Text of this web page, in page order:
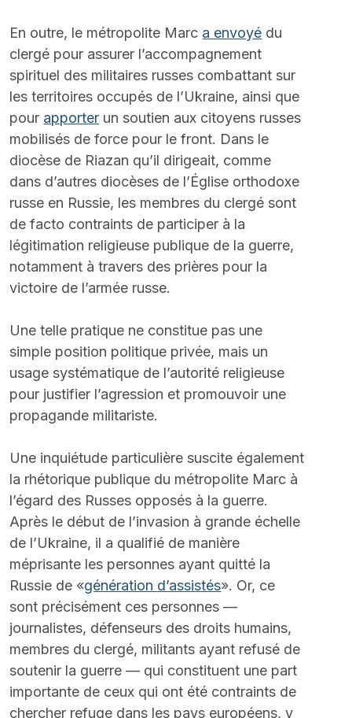
En outre, le métropolite Marc a envoyé du
clergé pour assurer l’accompagnement
spirituel des militaires russes combattant sur
les territoires occupés de l’Ukraine, ainsi que
pour apporter un soutien aux citoyens russes
mobilisés de force pour le front. Dans le
diocèse de Riazan qu’il dirigeait, comme
dans d’autres diocèses de l’Église orthodoxe
russe en Russie, les membres du clergé sont
de facto contraints de participer à la
légitimation religieuse publique de la guerre,
notamment à travers des prières pour la
victoire de l’armée russe.
Une telle pratique ne constitue pas une
simple position politique privée, mais un
usage systématique de l’autorité religieuse
pour justifier l’agression et promouvoir une
propagande militariste.
Une inquiétude particulière suscite également
la rhétorique publique du métropolite Marc à
l’égard des Russes opposés à la guerre.
Après le début de l’invasion à grande échelle
de l’Ukraine, il a qualifié de manière
méprisante les personnes ayant quitté la
Russie de «génération d’assistés». Or, ce
sont précisément ces personnes —
journalistes, défenseurs des droits humains,
membres du clergé, militants ayant refusé de
soutenir la guerre — qui constituent une part
importante de ceux qui ont été contraints de
chercher refuge dans les pays européens, y